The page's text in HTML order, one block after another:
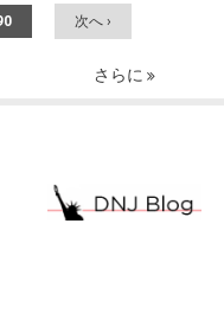
次へ ›
さらに